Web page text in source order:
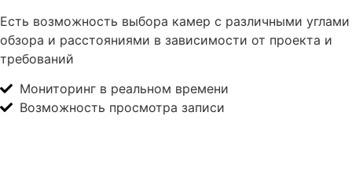
Есть возможность выбора камер с различными углами
обзора и расстояниями в зависимости от проекта и
требований
Мониторинг в реальном времени
Возможность просмотра записи